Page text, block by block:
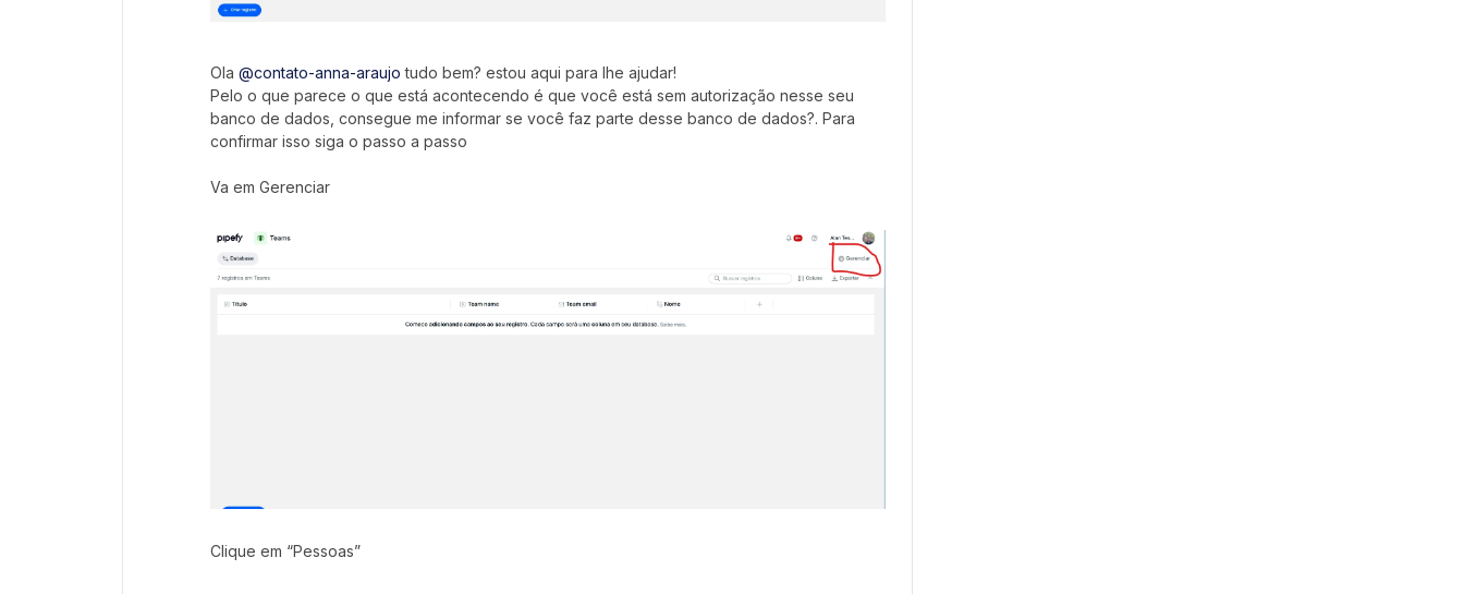
Ola ​ @contato-anna-araujo tudo bem? estou aqui para lhe ajudar!
Pelo o que parece o que está acontecendo é que você está sem autorização nesse seu
banco de dados, consegue me informar se você faz parte desse banco de dados?. Para
confirmar isso siga o passo a passo
Va em Gerenciar
Clique em “Pessoas”